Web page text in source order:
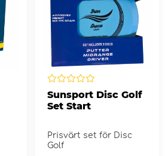
Sunsport Disc Golf
Set Start
Prisvärt set för Disc
Golf